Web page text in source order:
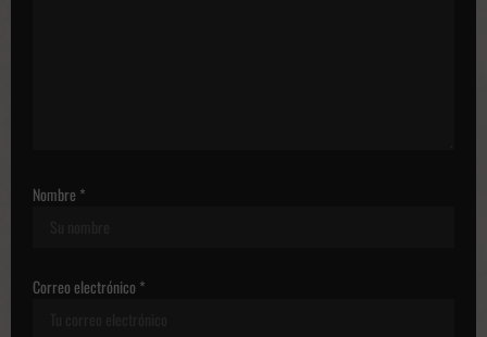
a
o
Nombre *
Correo electrónico *